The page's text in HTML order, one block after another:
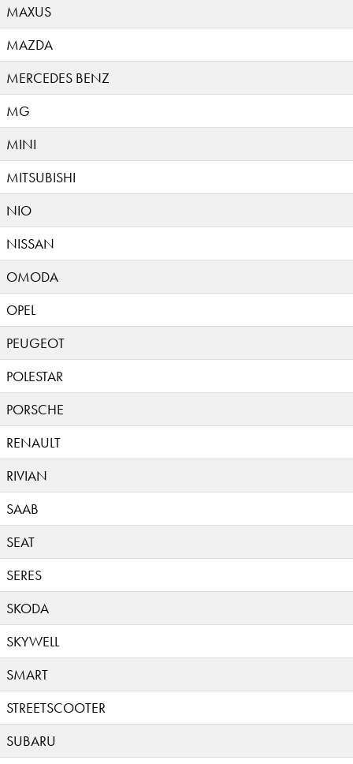
MAXUS
MAZDA
MERCEDES BENZ
MG
MINI
MITSUBISHI
NIO
NISSAN
OMODA
OPEL
PEUGEOT
POLESTAR
PORSCHE
RENAULT
RIVIAN
SAAB
SEAT
SERES
SKODA
SKYWELL
SMART
STREETSCOOTER
SUBARU